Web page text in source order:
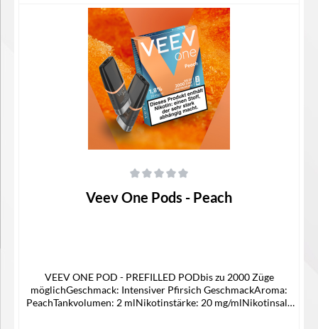
Details
Veev One Pods - Peach
VEEV ONE POD - PREFILLED PODbis zu 2000 Züge
möglichGeschmack: Intensiver Pfirsich GeschmackAroma:
PeachTankvolumen: 2 mlNikotinstärke: 20 mg/mlNikotinsalz